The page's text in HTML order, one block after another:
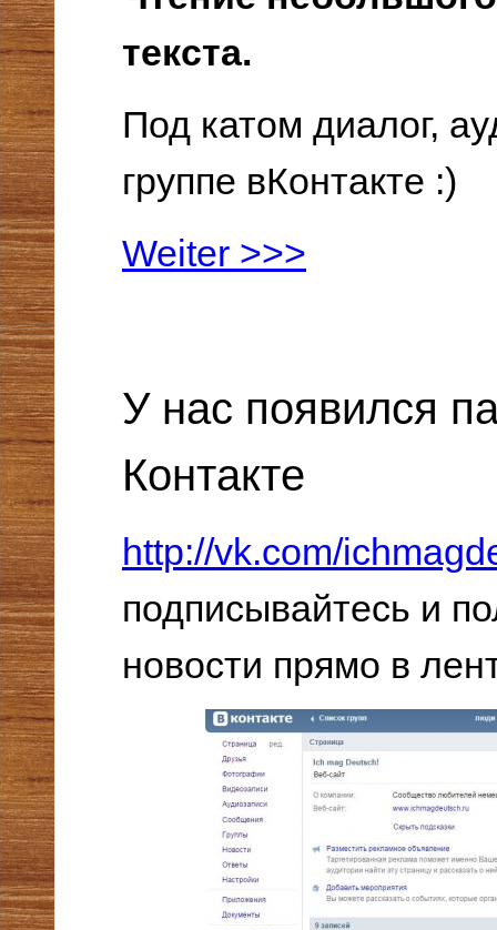
текста.
Под катом диалог,
группе вКонтакте :)
Weiter >>>
У нас появился
Контакте
http://vk.com/
подписывайтесь и
новости прямо в